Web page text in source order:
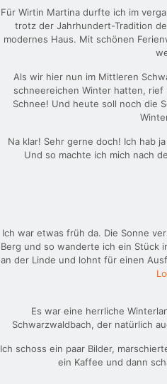
Für Wirtin Martina durfte ich im
trotz der Jahrhundert-Tradition
modernes Haus. Mit schönen
Als wir hier nun im Mittleren
schneereichen Winter hatten, rief
Schnee! Und heute soll noch die
Na klar! Sehr gerne doch! Ich hab
Und so machte ich mich nach
Ich war etwas früh da. Die Sonne
Berg und so wanderte ich ein Stück
an der Linde und lohnt für einen
Es war eine herrliche
Schwarzwaldbach, der natürlich
Ich schoss ein paar Bilder,
ein Kaffee und dann